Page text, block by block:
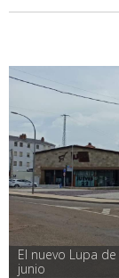
El nuevo Lupa
junio